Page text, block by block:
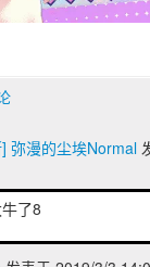
弥漫的尘埃Normal
了8